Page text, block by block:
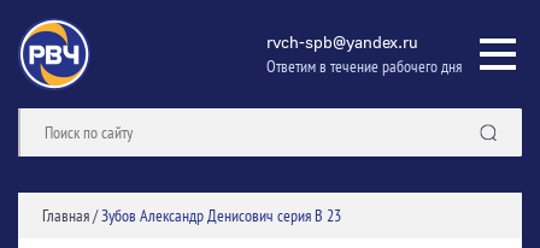
rvch-spb@yandex.ru
Ответим в течение рабочего дня
Главная/Зубов Александр Денисович серия В 23